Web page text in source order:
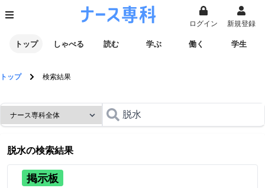
新規登録
ログイン
トップ しゃべる 読む 学ぶ 働く 学生
トップ 検索結果
脱水の検索結果
掲示板